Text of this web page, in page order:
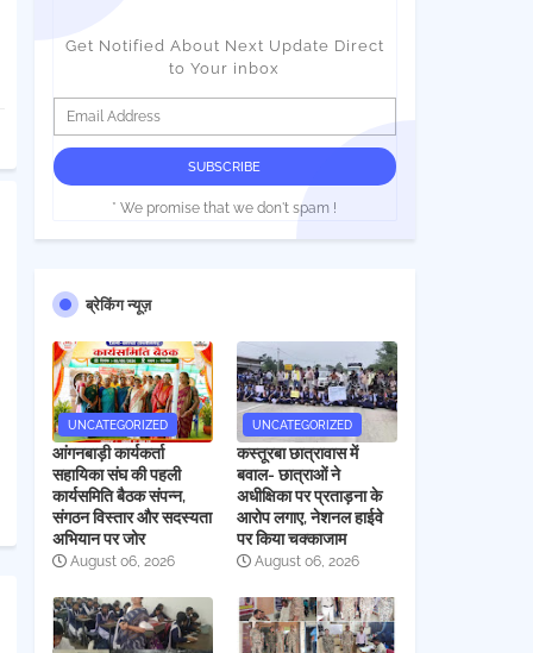
Get Notified About Next Update Direct
to Your inbox
* We promise that we don't spam !
ब्रेकिंग न्यूज़
UNCATEGORIZED
आंगनबाड़ी कार्यकर्ता
सहायिका संघ की पहली
कार्यसमिति बैठक संपन्न,
संगठन विस्तार और सदस्यता
अभियान पर जोर
August 06, 2026
UNCATEGORIZED
कस्तूरबा छात्रावास में
बवाल- छात्राओं ने
अधीक्षिका पर प्रताड़ना के
आरोप लगाए, नेशनल हाईवे
पर किया चक्काजाम
August 06, 2026